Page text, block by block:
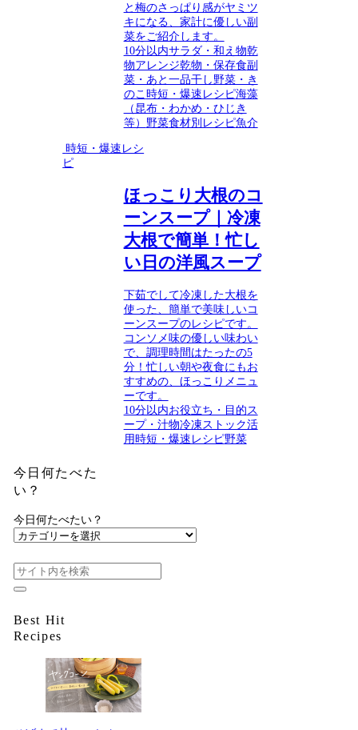
と梅のさっぱり感がヤミツ
キになる、家計に優しい副
菜をご紹介します。
10分以内サラダ・和え物乾
物アレンジ乾物・保存食副
菜・あと一品干し野菜・き
のこ 時短・爆速レシピ海藻
（昆布・わかめ・ひじき
等） 野菜食材別レシピ魚介
時短・爆速レシ
ピ
ほっこり大根のコ
ーンスープ｜冷凍
大根で簡単！忙し
い日の洋風スープ
下茹でして冷凍した大根を
使った、簡単で美味しいコ
ーンスープのレシピです。
コンソメ味の優しい味わい
で、調理時間はたったの5
分！忙しい朝や夜食にもお
すすめの、ほっこりメニュ
ーです。
10分以内お役立ち・目的 ス
ープ・汁物冷凍ストック活
用時短・爆速レシピ野菜
今日何たべた
い？
今日何たべたい？
Best Hit
Recipes